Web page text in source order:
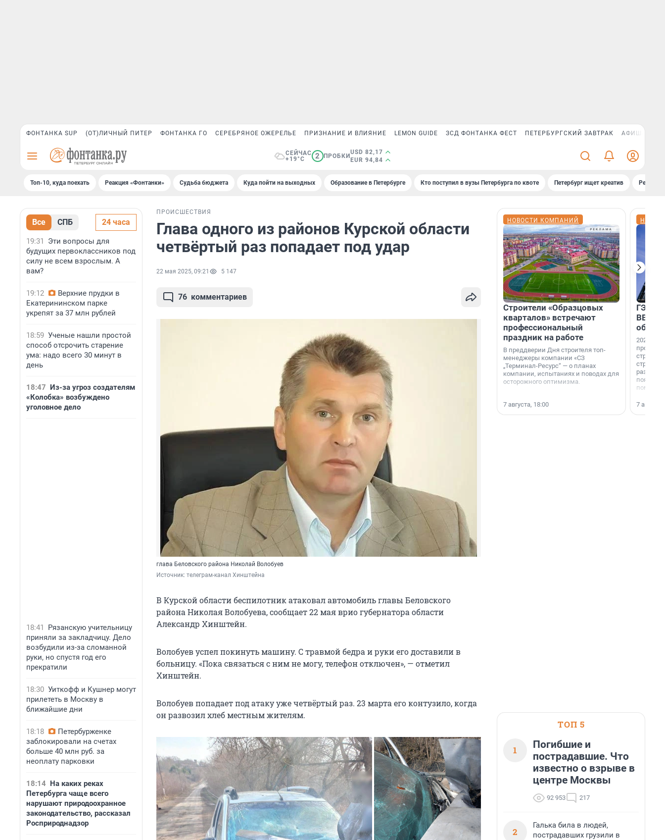
ФОНТАНКА SUP (ОТ)ЛИЧНЫЙ ПИТЕР ФОНТАНКА ГО СЕРЕБРЯНОЕ ОЖЕРЕЛЬЕ ПРИЗНАНИЕ И ВЛИЯНИЕ LEMON GUIDE ЗСД ФОНТАНКА ФЕСТ ПЕТЕРБУРГСКИЙ ЗАВТРАК АФИША PLUS
СЕЙЧАС
+19°C
2 ПРОБКИ
USD 82,17
EUR 94,84
Топ-10, куда поехать Реакция «Фонтанки» Судьба бюджета Куда пойти на выходных Образование в Петербурге Кто поступил в вузы Петербурга по квоте Петербург ищет креатив
Все СПБ 24 часа
19:31
Эти вопросы для
будущих первоклассников под
силу не всем взрослым. А
вам?
19:12
Верхние прудки в
Екатерининском парке
укрепят за 37 млн рублей
18:59 Ученые нашли простой
способ отсрочить старение
ума: надо всего 30 минут в
день
18:47 Из-за угроз создателям
«Колобка» возбуждено
уголовное дело
18:41
Рязанскую учительницу
приняли за закладчицу. Дело
возбудили из-за сломанной
руки, но спустя год его
прекратили
18:30 Уиткофф и Кушнер могут
прилететь в Москву в
ближайшие дни
18:18
Петербурженке
заблокировали на счетах
больше 40 млн руб. за
неоплату парковки
18:14 На каких реках
Петербурга чаще всего
нарушают природоохранное
законодательство, рассказал
Росприроднадзор
ПРОИСШЕСТВИЯ
Глава одного из районов Курской области
четвёртый раз попадает под удар
22 мая 2025, 09:21 5 147
76 комментариев
глава Беловского района Николай Волобуев
Источник: телеграм-канал Хинштейна
В Курской области беспилотник атаковал автомобиль главы Беловского
района Николая Волобуева, сообщает 22 мая врио губернатора области
Александр Хинштейн.
Волобуев успел покинуть машину. С травмой бедра и руки его доставили в
больницу. «Пока связаться с ним не могу, телефон отключен», — отметил
Хинштейн.
Волобуев попадает под атаку уже четвёртый раз. 23 марта его контузило, когда
он развозил хлеб местным жителям.
НОВОСТИ КОМПАНИЙ
Строители «Образцовых
кварталов» встречают
профессиональный
праздник на работе
В преддверии Дня строителя топ-
менеджеры компании «СЗ
„Терминал-Ресурс“ — о планах
компании, испытаниях и поводах для
осторожного оптимизма.
7 августа, 18:00
ГЭС,
ВВП: в
об
2026-й —
раз. В
7
ТОП 5
1
Погибшие и
пострадавшие. Что
известно о взрыве в
центре Москвы
92 953 217
2
Галька била в людей,
пострадавших грузили в